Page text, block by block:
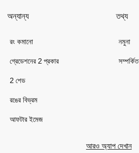
অন্যান্য
রং কমানো
গ্রেডেশনের 2 প্রকার
2 শেড
রঙের বিভ্রম
আফটার ইমেজ
তথ্য
নমুনা
সম্পর্কিত
আরও অ্যাপ দেখান